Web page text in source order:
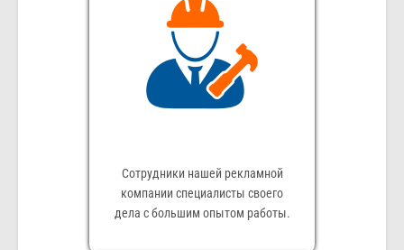
Сотрудники нашей рекламной
компании специалисты своего
дела с большим опытом работы.